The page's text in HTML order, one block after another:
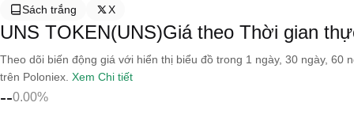
Sách trắng
X
UNS TOKEN(UNS)Giá theo Thời gian
Theo dõi biến động giá với hiển thị biểu đồ trong 1 ngày, 30 ngày,
trên Poloniex. Xem Chi tiết
--0.00%